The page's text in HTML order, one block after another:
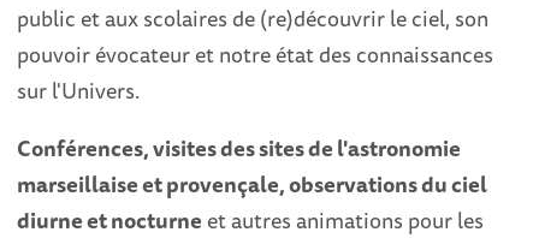
public et aux scolaires de (re)découvrir le ciel, son
pouvoir évocateur et notre état des connaissances
sur l'Univers.
Conférences, visites des sites de l'astronomie
marseillaise et provençale, observations du ciel
diurne et nocturne et autres animations pour les